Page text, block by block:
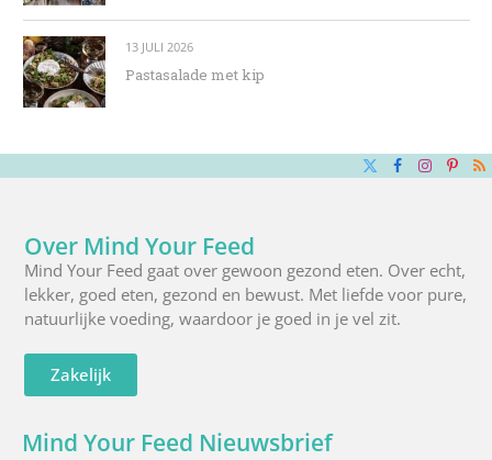
13 JULI 2026
Pastasalade met kip
X
Facebook
Over Mind Your Feed
Mind Your Feed gaat over gewoon gezond eten. Over echt,
lekker, goed eten, gezond en bewust. Met liefde voor pure,
natuurlijke voeding, waardoor je goed in je vel zit.
Zakelijk
Mind Your Feed Nieuwsbrief